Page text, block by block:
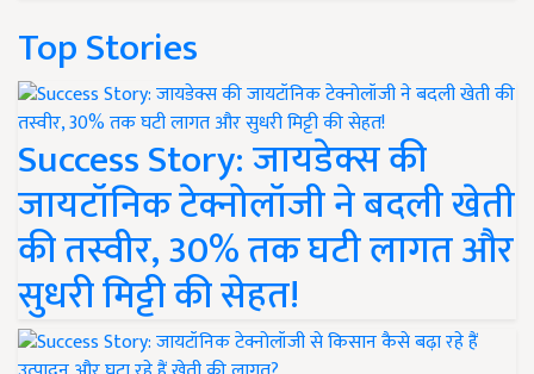
Top Stories
Success Story: जायडेक्स की
जायटॉनिक टेक्नोलॉजी ने बदली खेती
की तस्वीर, 30% तक घटी लागत और
सुधरी मिट्टी की सेहत!